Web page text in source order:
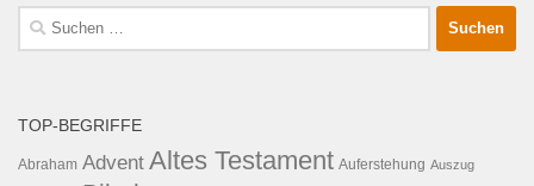
Suche
nach:
TOP-BEGRIFFE
Abraham Advent Altes Testament Auferstehung Auszug